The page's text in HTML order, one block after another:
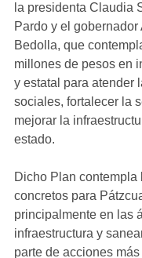
la presidenta Claudia
Pardo y el
Bedolla, que
millones de pesos en
y estatal para atender
sociales, fortalecer la
mejorar la
estado.
Dicho Plan contempla
concretos para
principalmente en las
infraestructura y
parte de acciones